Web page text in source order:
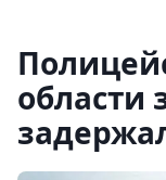
области